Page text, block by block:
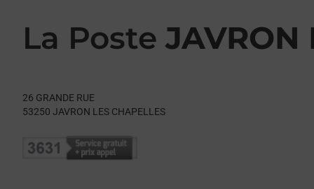
La Poste JAVRON
26 GRANDE RUE
53250 JAVRON LES CHAPELLES